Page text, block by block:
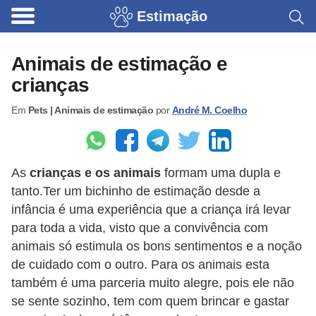
Estimação
Animais de estimação e
crianças
Em Pets | Animais de estimação porAndré M. Coelho
As crianças e os animais formam uma dupla e
tanto.Ter um bichinho de estimação desde a
infância é uma experiência que a criança irá levar
para toda a vida, visto que a convivência com
animais só estimula os bons sentimentos e a noção
de cuidado com o outro. Para os animais esta
também é uma parceria muito alegre, pois ele não
se sente sozinho, tem com quem brincar e gastar
B
i
n
q
d
o
p
a
r
a